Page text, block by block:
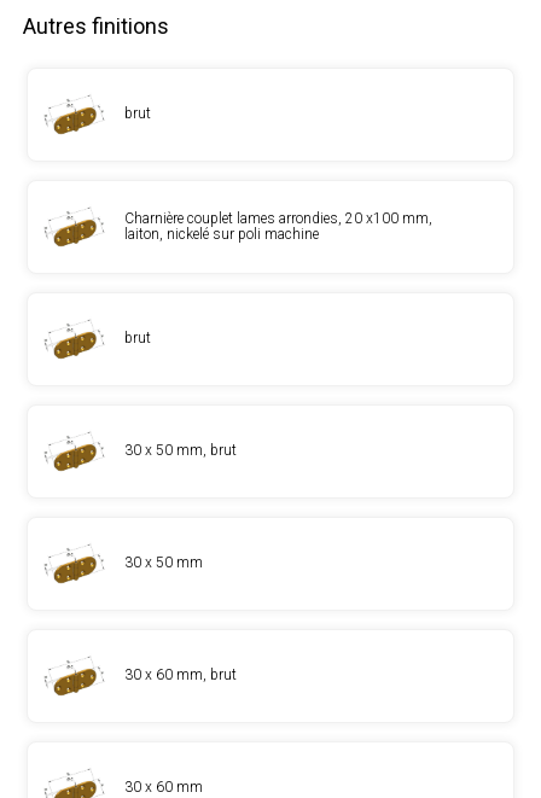
Autres finitions
brut
Charnière couplet lames arrondies, 20 x100 mm,
laiton, nickelé sur poli machine
brut
30 x 50 mm, brut
30 x 50 mm
30 x 60 mm, brut
30 x 60 mm